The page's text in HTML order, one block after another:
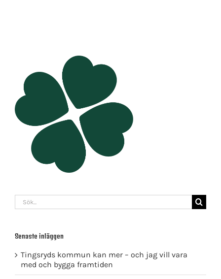
Sök
efter:
Senaste inläggen
Tingsryds kommun kan mer – och jag vill vara
med och bygga framtiden